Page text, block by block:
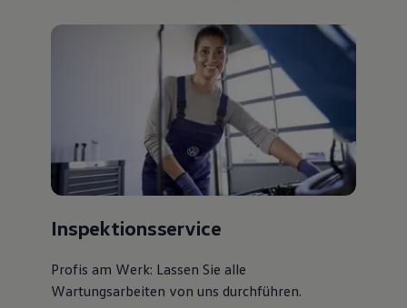
Inspektionsservice
Profis am Werk: Lassen Sie alle
Wartungsarbeiten von uns durchführen.